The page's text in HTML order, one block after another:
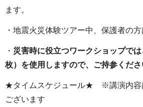
ます。
・地震火災体験ツアー中、保護者の方
・ 災害時に役立つワークショップで
枚）を使用しますので、ご持参くださ
★タイムスケジュール★ ※講演内容
ございます